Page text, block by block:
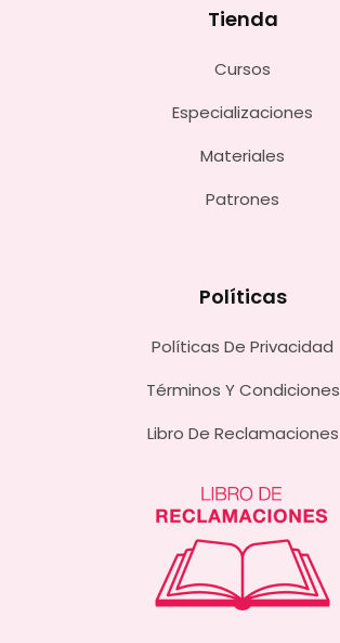
Tienda
Cursos
Especializaciones
Materiales
Patrones
Políticas
Políticas De Privacidad
Términos Y Condiciones
Libro De Reclamaciones